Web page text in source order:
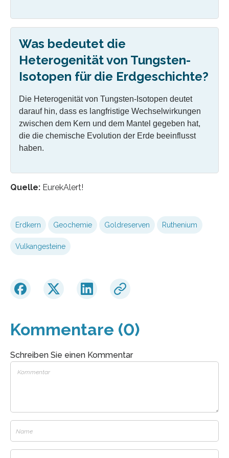
Was bedeutet die
Heterogenität von Tungsten-
Isotopen für die Erdgeschichte?
Die Heterogenität von Tungsten-Isotopen deutet
darauf hin, dass es langfristige Wechselwirkungen
zwischen dem Kern und dem Mantel gegeben hat,
die die chemische Evolution der Erde beeinflusst
haben.
Quelle: EurekAlert!
Erdkern Geochemie Goldreserven Ruthenium
Vulkangesteine
Kommentare (0)
Schreiben Sie einen Kommentar